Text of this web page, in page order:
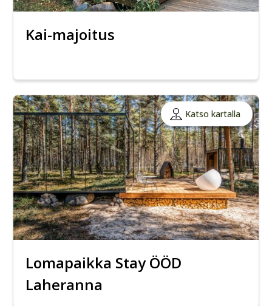
Kai-majoitus
Katso kartalla
Lomapaikka Stay ÖÖD
Laheranna